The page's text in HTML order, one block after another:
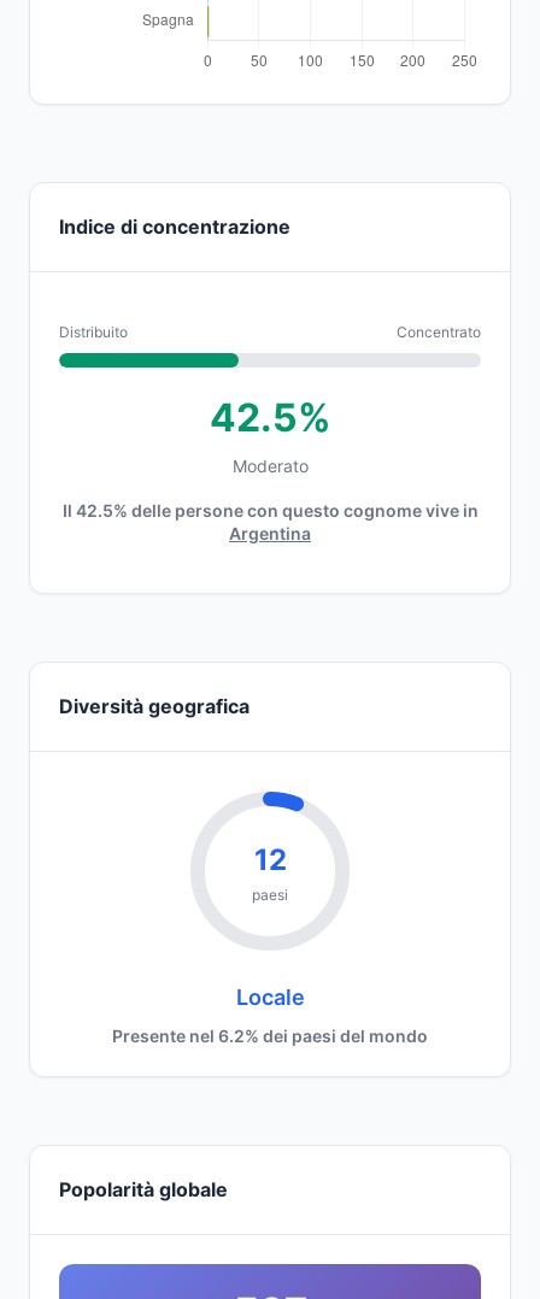
Indice di concentrazione
Distribuito Concentrato
42.5%
Moderato
Il 42.5% delle persone con questo cognome vive in
Argentina
Diversità geografica
12
paesi
Locale
Presente nel 6.2% dei paesi del mondo
Popolarità globale